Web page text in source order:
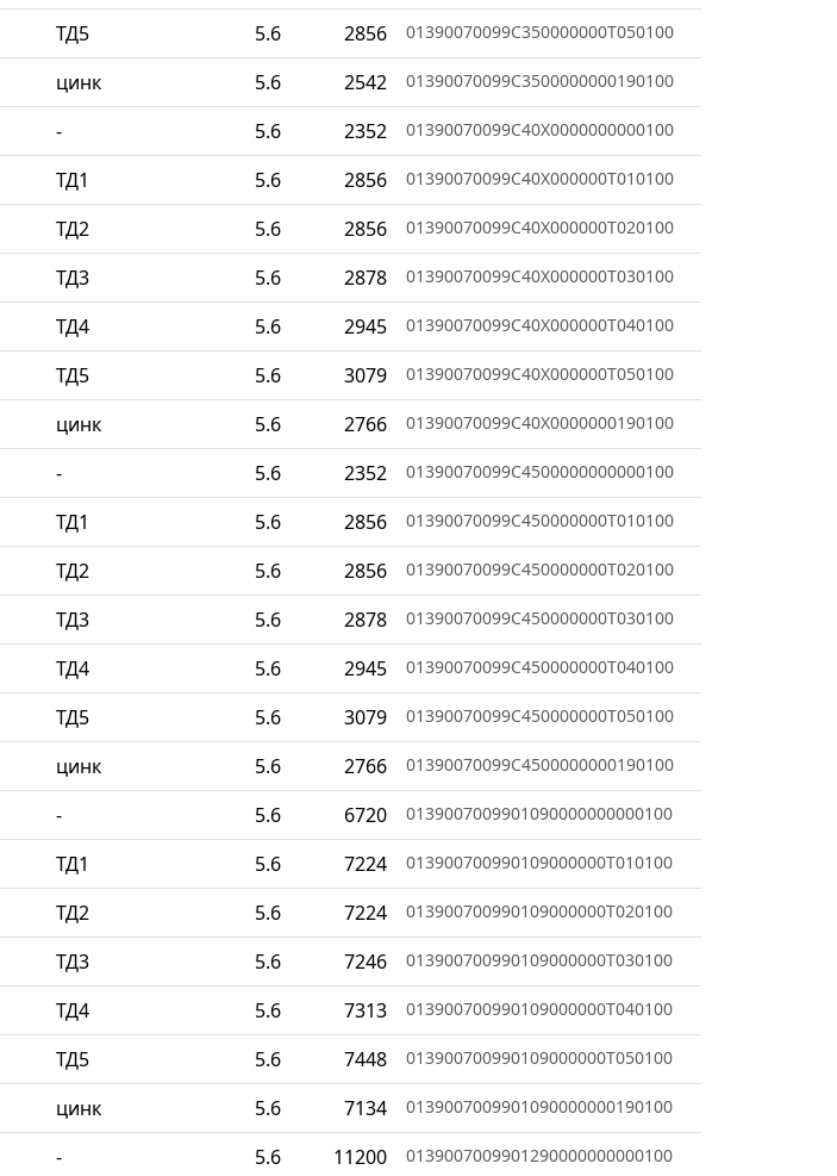
ТД5 5.6 2856 01390070099C350000000T050100
цинк 5.6 2542 01390070099C3500000000190100
- 5.6 2352 01390070099C40X0000000000100
ТД1 5.6 2856 01390070099C40X000000T010100
ТД2 5.6 2856 01390070099C40X000000T020100
ТД3 5.6 2878 01390070099C40X000000T030100
ТД4 5.6 2945 01390070099C40X000000T040100
ТД5 5.6 3079 01390070099C40X000000T050100
цинк 5.6 2766 01390070099C40X0000000190100
- 5.6 2352 01390070099C4500000000000100
ТД1 5.6 2856 01390070099C450000000T010100
ТД2 5.6 2856 01390070099C450000000T020100
ТД3 5.6 2878 01390070099C450000000T030100
ТД4 5.6 2945 01390070099C450000000T040100
ТД5 5.6 3079 01390070099C450000000T050100
цинк 5.6 2766 01390070099C4500000000190100
- 5.6 6720 0139007009901090000000000100
ТД1 5.6 7224 013900700990109000000T010100
ТД2 5.6 7224 013900700990109000000T020100
ТД3 5.6 7246 013900700990109000000T030100
ТД4 5.6 7313 013900700990109000000T040100
ТД5 5.6 7448 013900700990109000000T050100
цинк 5.6 7134 0139007009901090000000190100
- 5.6 11200 0139007009901290000000000100